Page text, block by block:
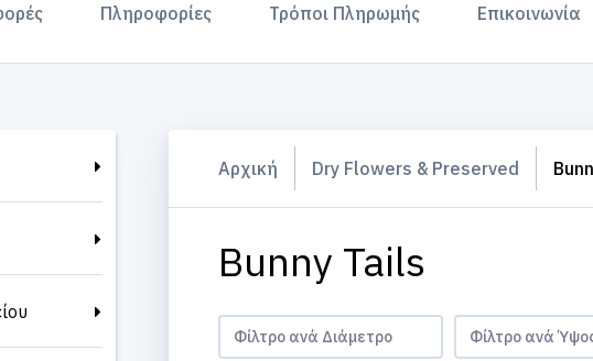
Πληροφορίες Τρόποι Πληρωμής Επικοινωνία
Αρχική Dry Flowers & Preserved
Bunny Tails
Φίλτρο ανά Διάμετρο Φίλτρο ανά